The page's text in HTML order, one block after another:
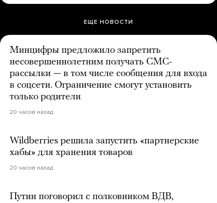
ЕЩЕ НОВОСТИ
Минцифры предложило запретить
несовершеннолетним получать СМС-
рассылки — в том числе сообщения для входа
в соцсети. Ограничение смогут установить
только родители
20 часов назад
Wildberries решила запустить «партнерские
хабы» для хранения товаров
20 часов назад
Путин поговорил с полковником ВДВ,